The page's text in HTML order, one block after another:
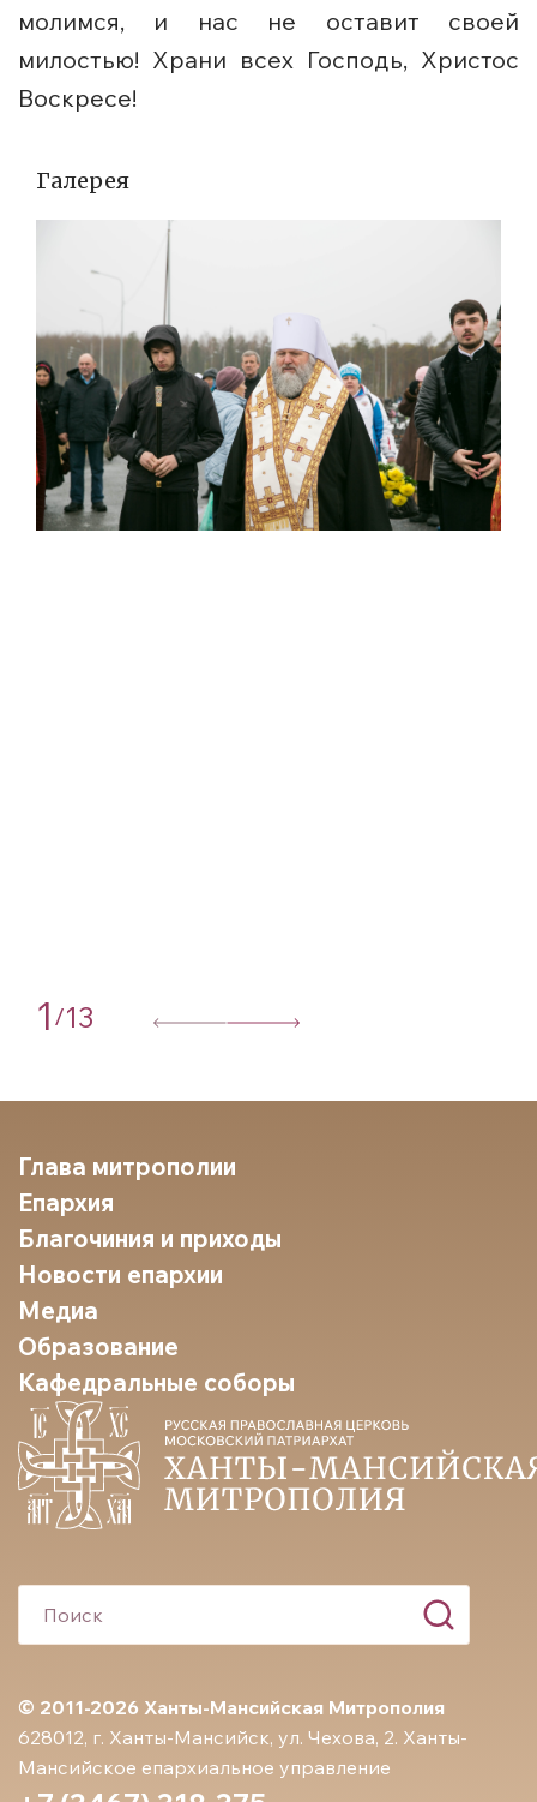
молимся, и нас не оставит своей
милостью! Храни всех Господь, Христос
Воскресе!
Галерея
1 /13
© 2011-2026 Ханты-Мансийская Митрополия
628012, г. Ханты-Мансийск, ул. Чехова, 2. Ханты-
Мансийское епархиальное управление
Глава митрополии
Епархия
Благочиния и приходы
Новости епархии
Медиа
Образование
Кафедральные соборы